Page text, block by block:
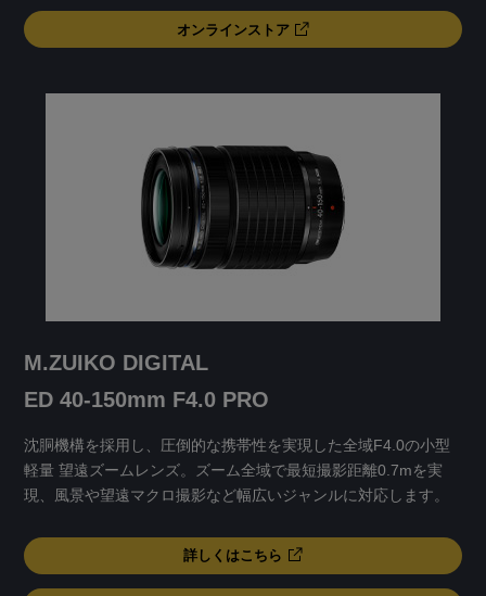
オンラインストア
M.ZUIKO DIGITAL
ED 40-150mm F4.0 PRO
沈胴機構を採用し、圧倒的な携帯性を実現した全域F4.0の小型
軽量 望遠ズームレンズ。ズーム全域で最短撮影距離0.7mを実
現、風景や望遠マクロ撮影など幅広いジャンルに対応します。
詳しくはこちら